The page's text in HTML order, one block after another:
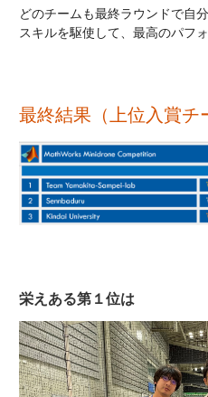
どのチームも最終ラウンドで自
スキルを駆使して、最高のパフ
最終結果（上位入賞チ
栄えある第１位は